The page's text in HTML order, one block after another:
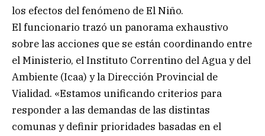
los efectos del fenómeno de El Niño.
El funcionario trazó un panorama exhaustivo
sobre las acciones que se están coordinando entre
el Ministerio, el Instituto Correntino del Agua y del
Ambiente (Icaa) y la Dirección Provincial de
Vialidad. «Estamos unificando criterios para
responder a las demandas de las distintas
comunas y definir prioridades basadas en el